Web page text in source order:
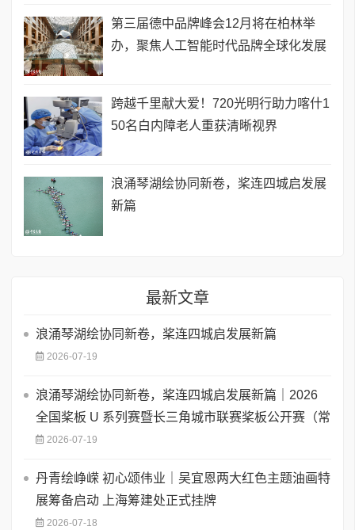
第三届德中品牌峰会12月将在柏林举
办，聚焦人工智能时代品牌全球化发展
跨越千里献大爱！720光明行助力喀什1
50名白内障老人重获清晰视界
浪涌琴湖绘协同新卷，桨连四城启发展
新篇
最新文章
浪涌琴湖绘协同新卷，桨连四城启发展新篇
2026-07-19
浪涌琴湖绘协同新卷，桨连四城启发展新篇｜2026
全国桨板 U 系列赛暨长三角城市联赛桨板公开赛（常
2026-07-19
丹青绘峥嵘 初心颂伟业｜吴宜恩两大红色主题油画特
展筹备启动 上海筹建处正式挂牌
2026-07-18